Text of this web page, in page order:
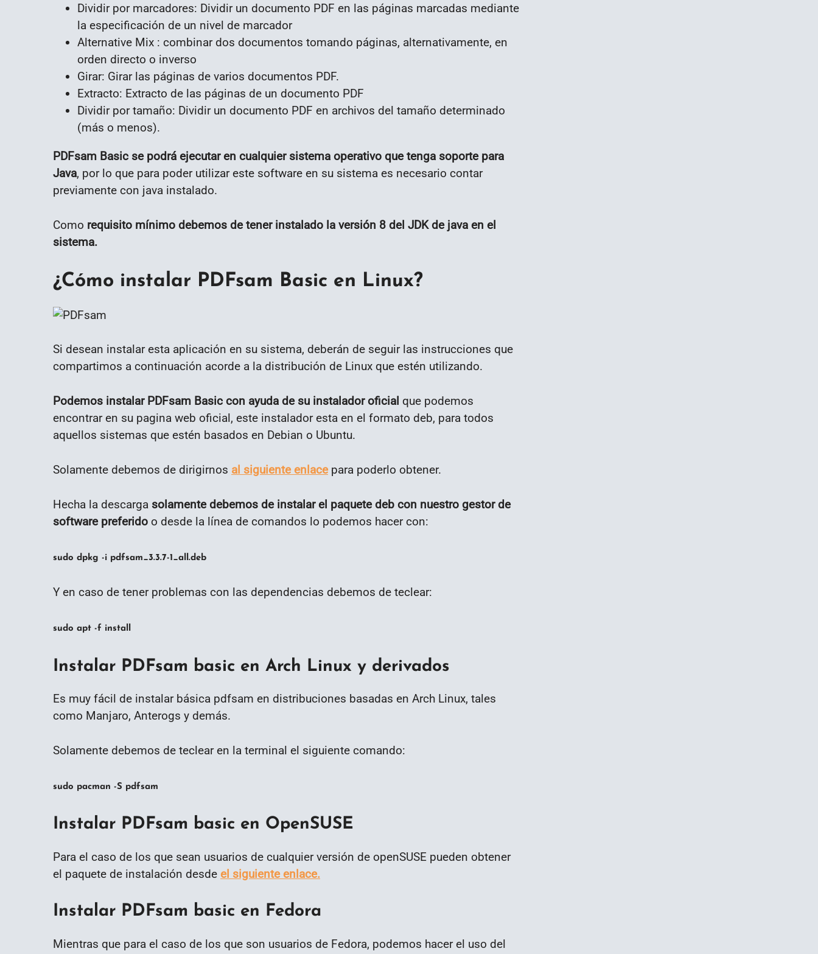
Dividir por marcadores: Dividir un documento PDF en las páginas marcadas mediante
la especificación de un nivel de marcador
Alternative Mix : combinar dos documentos tomando páginas, alternativamente, en
orden directo o inverso
Girar: Girar las páginas de varios documentos PDF.
Extracto: Extracto de las páginas de un documento PDF
Dividir por tamaño: Dividir un documento PDF en archivos del tamaño determinado
(más o menos).
PDFsam Basic se podrá ejecutar en cualquier sistema operativo que tenga soporte para
Java, por lo que para poder utilizar este software en su sistema es necesario contar
previamente con java instalado.
Como requisito mínimo debemos de tener instalado la versión 8 del JDK de java en el
sistema.
¿Cómo instalar PDFsam Basic en Linux?
Si desean instalar esta aplicación en su sistema, deberán de seguir las instrucciones que
compartimos a continuación acorde a la distribución de Linux que estén utilizando.
Podemos instalar PDFsam Basic con ayuda de su instalador oficial que podemos
encontrar en su pagina web oficial, este instalador esta en el formato deb, para todos
aquellos sistemas que estén basados en Debian o Ubuntu.
Solamente debemos de dirigirnos al siguiente enlacepara poderlo obtener.
Hecha la descarga solamente debemos de instalar el paquete deb con nuestro gestor de
software preferido o desde la línea de comandos lo podemos hacer con:
sudo dpkg -i pdfsam_3.3.7-1_all.deb
Y en caso de tener problemas con las dependencias debemos de teclear:
sudo apt -f install
Instalar PDFsam basic en Arch Linux y derivados
Es muy fácil de instalar básica pdfsam en distribuciones basadas en Arch Linux, tales
como Manjaro, Anterogs y demás.
Solamente debemos de teclear en la terminal el siguiente comando:
sudo pacman -S pdfsam
Instalar PDFsam basic en OpenSUSE
Para el caso de los que sean usuarios de cualquier versión de openSUSE pueden obtener
el paquete de instalación desde el siguiente enlace.
Instalar PDFsam basic en Fedora
Mientras que para el caso de los que son usuarios de Fedora, podemos hacer el uso del